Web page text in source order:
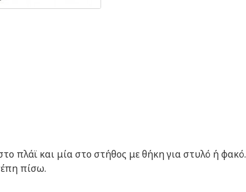
πλάϊ και μία στο στήθος με θήκη για στυλό ή φακό.
πίσω.